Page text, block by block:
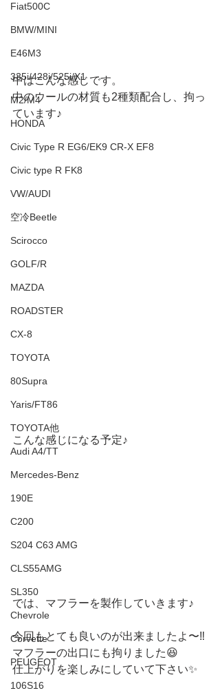
Fiat500C
BMW/MINI
E46M3
335i/428i/525i/X1
M2/M4
HONDA
Civic Type R EG6/EK9 CR-X EF8
Civic type R FK8
VW/AUDI
空冷Beetle
Scirocco
GOLF/R
MAZDA
ROADSTER
CX-8
TOYOTA
80Supra
Yaris/FT86
TOYOTA他
Audi A4/TT
Mercedes-Benz
190E
C200
S204 C63 AMG
CLS55AMG
SL350
Chevrole
Corvette
PEUGEOT
106S16
中はこんな感じです。
中のウールの材質も2種類配合し、拘っ
ています♪
こんな感じになる予定♪
では、マフラーを製作していきます♪
今回もとても良いのが出来ましたよ〜‼️
マフラーの出口にも拘りました😆
仕上がりを楽しみにしていて下さい✨